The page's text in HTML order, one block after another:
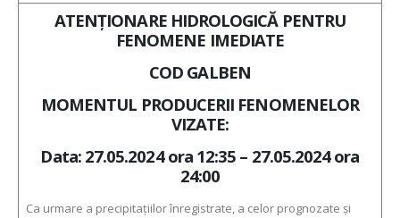
ATENŢIONARE HIDROLOGICĂ PENTRU
FENOMENE IMEDIATE
COD GALBEN
MOMENTUL PRODUCERII FENOMENELOR
VIZATE:
Data: 27.05.2024 ora 12:35 – 27.05.2024 ora
24:00
Ca urmare a precipitațiilor înregistrate, a celor prognozate și